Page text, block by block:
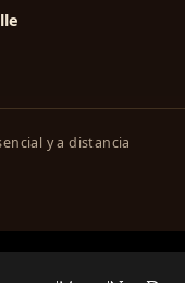
y a distancia